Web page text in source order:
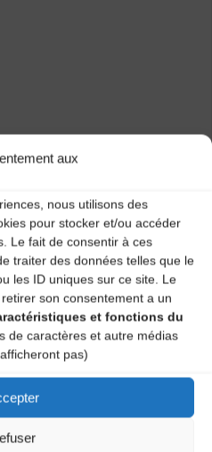
aux
nous utilisons des
pour stocker et/ou accéder
Le fait de consentir à ces
traiter des données telles que le
les ID uniques sur ce site. Le
son consentement a un
et fonctions du
de caractères et autre médias
pas)
venir
(2ème étage mairie)
publiée.